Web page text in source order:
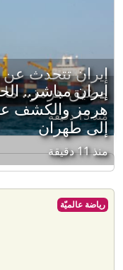
إيران تتحدث
مضيق هرمز.. ما
منذ 15 دقيقة
إيران مباشر..
هرمز والكشف
إلى طهران
منذ 11 دقيقة
رياضة عالميّة